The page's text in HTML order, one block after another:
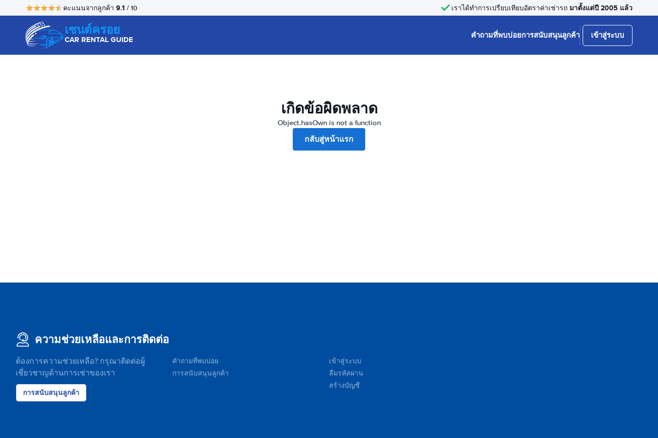
คะแนนจากลูกค้า 9.1 / 10 เราได้ทำการเปรียบเทียบอัตราค่าเช่ารถ มาตั้งแต่ปี 2005 แล้ว
เซนต์ครอย
CAR RENTAL GUIDE คำถามที่พบบ่อยการสนับสนุนลูกค้า เข้าสู่ระบบ
เกิดข้อผิดพลาด
Object.hasOwn is not a function
กลับสู่หน้าแรก
ความช่วยเหลือและการติดต่อ
ต้องการความช่วยเหลือ? กรุณาติดต่อผู้
เชี่ยวชาญด้านการเช่าของเรา
การสนับสนุนลูกค้า
คำถามที่พบบ่อย
การสนับสนุนลูกค้า
เข้าสู่ระบบ
ลืมรหัสผ่าน
สร้างบัญชี